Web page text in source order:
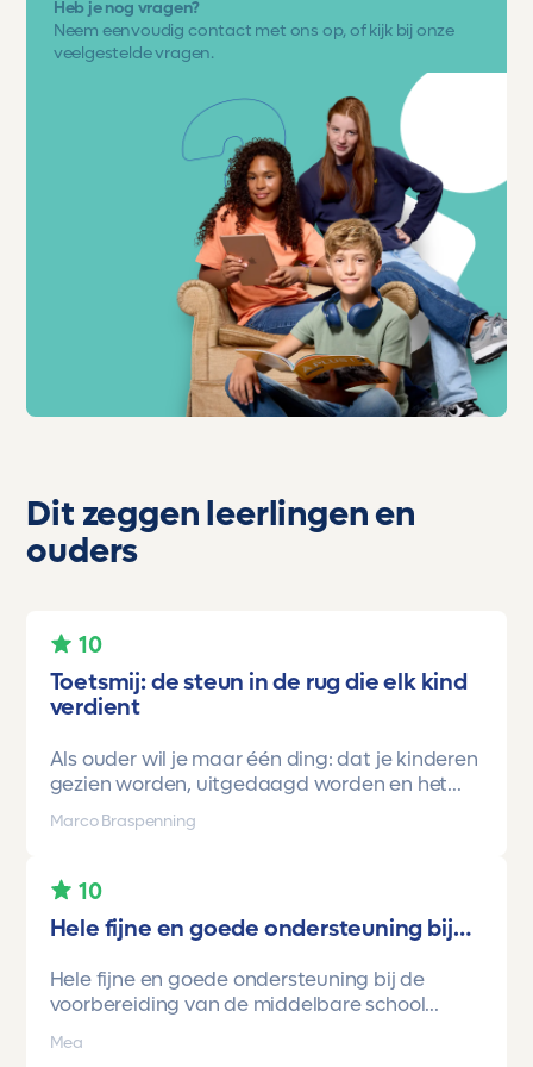
Heb je nog vragen?
Neem eenvoudig contact met ons op, of kijk bij onze
veelgestelde vragen.
Dit zeggen leerlingen en
ouders
10
Toetsmij: de steun in de rug die elk kind
verdient
Als ouder wil je maar één ding: dat je kinderen
gezien worden, uitgedaagd worden en het
vertrouwen krijgen dat ze méér kunnen dan ze
zelf soms denken. Voor ons is Toetsmij daarin
Onze oudste dochter begon ooit op mavo-
kader. Een lieve, slimme meid, maar soms
toetsen van Toetsmij.....helder, betrouwbaar,
precies op niveau en altijd met ruimte om te
groeien kreeg ze stap voor stap het
Marco Braspenning
10
Hele fijne en goede ondersteuning bij…
Hele fijne en goede ondersteuning bij de
voorbereiding van de middelbare school
toetsen. Havo/vwo brugjaren gebruik
gemaakt van Toetsmij. Realistische toetsen.
Mea